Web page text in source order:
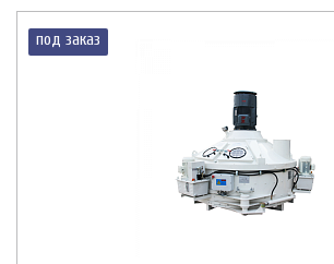
под заказ